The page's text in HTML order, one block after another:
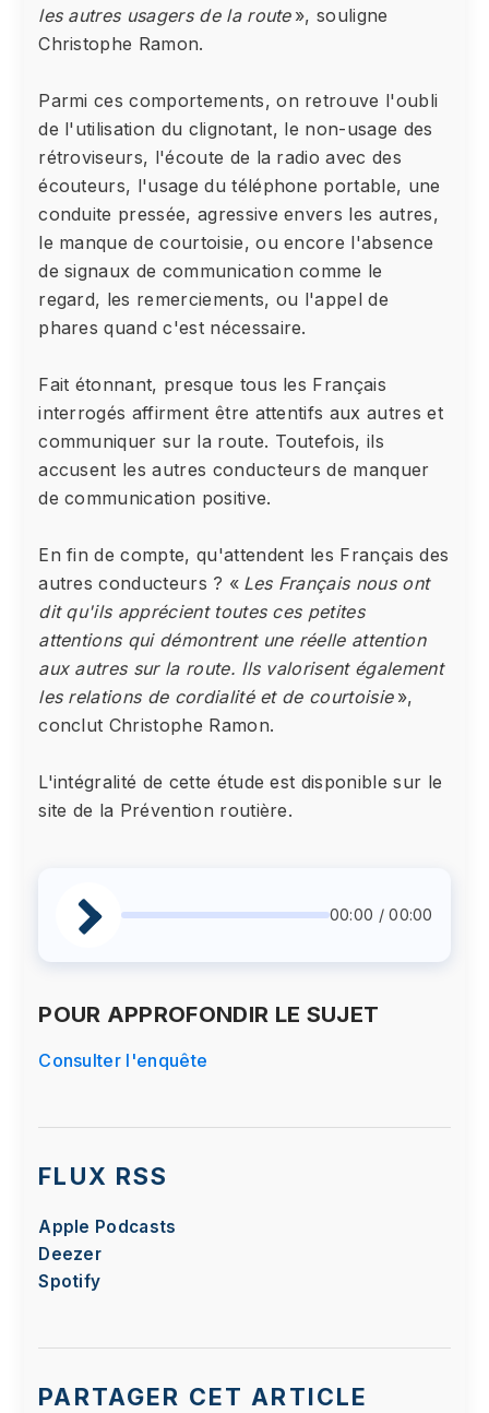
les autres usagers de la route», souligne
Christophe Ramon.
Parmi ces comportements, on retrouve l'oubli
de l'utilisation du clignotant, le non-usage des
rétroviseurs, l'écoute de la radio avec des
écouteurs, l'usage du téléphone portable, une
conduite pressée, agressive envers les autres,
le manque de courtoisie, ou encore l'absence
de signaux de communication comme le
regard, les remerciements, ou l'appel de
phares quand c'est nécessaire.
Fait étonnant, presque tous les Français
interrogés affirment être attentifs aux autres et
communiquer sur la route. Toutefois, ils
accusent les autres conducteurs de manquer
de communication positive.
En fin de compte, qu'attendent les Français des
autres conducteurs ? « Les Français nous ont
dit qu'ils apprécient toutes ces petites
attentions qui démontrent une réelle attention
aux autres sur la route. Ils valorisent également
les relations de cordialité et de courtoisie»,
conclut Christophe Ramon.
L'intégralité de cette étude est disponible sur le
site de la Prévention routière.
00:00 / 00:00
POUR APPROFONDIR LE SUJET
Consulter l'enquête
FLUX RSS
Apple Podcasts
Deezer
Spotify
PARTAGER CET ARTICLE